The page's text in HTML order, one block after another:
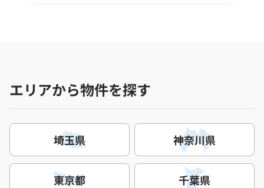
エリアから物件を探す
埼玉県 神奈川県
東京都 千葉県